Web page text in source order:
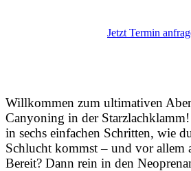
Jetzt Termin
Willkommen zum ultimativen
Canyoning in der
in sechs einfachen Schritten, wie
Schlucht kommst – und vor allem
Bereit? Dann rein in den